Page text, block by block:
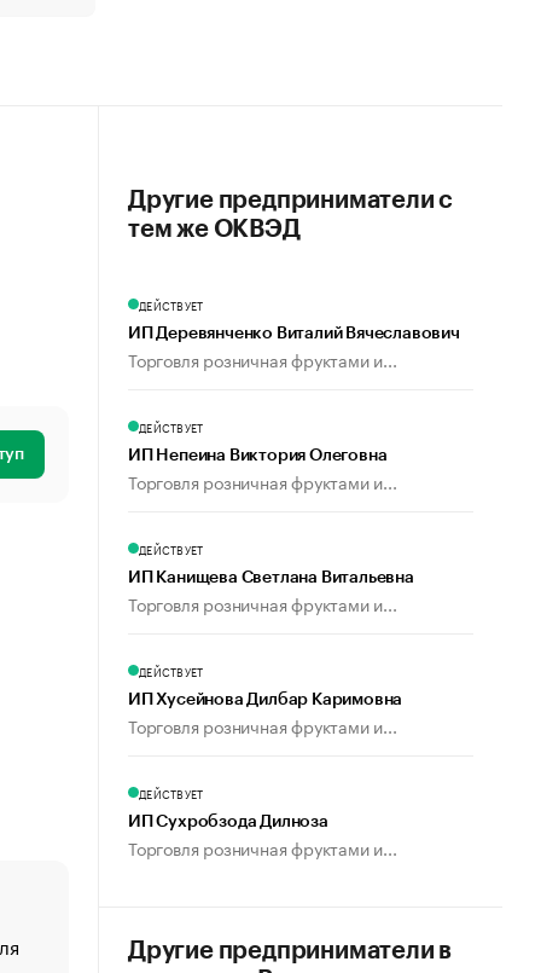
«От спорта тело стареет иначе». Как живет глава
Другие предприниматели с
тем же ОКВЭД
ДЕЙСТВУЕТ
ИП Деревянченко Виталий Вячеславович
Торговля розничная фруктами и...
ДЕЙСТВУЕТ
ИП Непеина Виктория Олеговна
Торговля розничная фруктами и...
ДЕЙСТВУЕТ
ИП Канищева Светлана Витальевна
Торговля розничная фруктами и...
ДЕЙСТВУЕТ
ИП Хусейнова Дилбар Каримовна
Торговля розничная фруктами и...
ДЕЙСТВУЕТ
ИП Сухробзода Дилноза
Торговля розничная фруктами и...
Другие предприниматели в